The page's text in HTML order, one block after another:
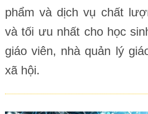
phẩm và dịch vụ chất
và tối ưu nhất cho học
giáo viên, nhà quản lý
xã hội.